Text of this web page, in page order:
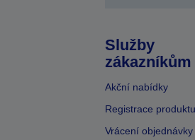
Služby
zákazníkům
Akční nabídky
Registrace produktu
Vrácení objednávky